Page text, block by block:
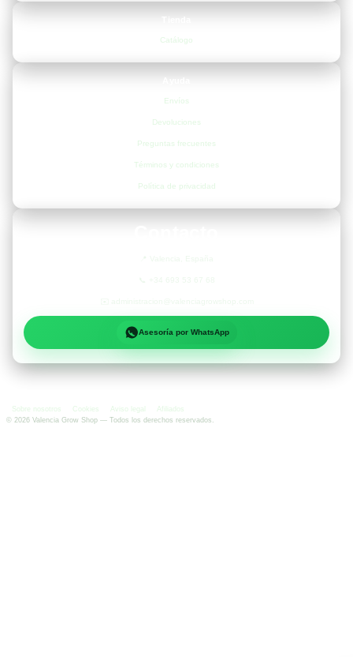
Catálogo
Envíos
Devoluciones
Preguntas frecuentes
Términos y condiciones
Política de privacidad
Asesoría por WhatsApp
Sobre nosotros Cookies Aviso legal
Afiliados
© 2026 Valencia Grow Shop — Todos los derechos reservados.